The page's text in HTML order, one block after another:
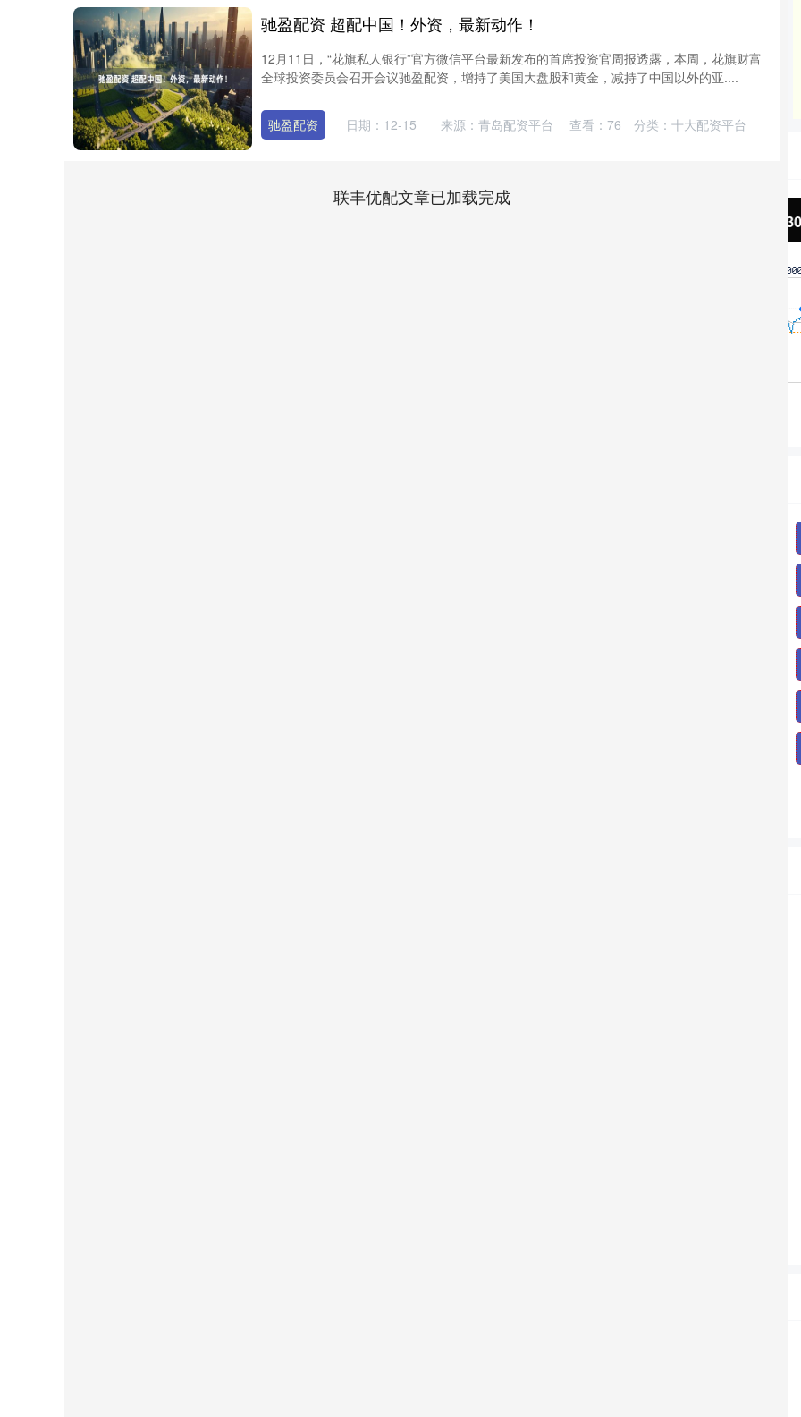
驰盈配资 超配中国！外资，最新动作！
12月11日，“花旗私人银行”官方微信平台最新发布的首席投资官周报透露，本周，花旗财富
全球投资委员会召开会议驰盈配资，增持了美国大盘股和黄金，减持了中国以外的亚....
驰盈配资 日期：12-15 来源：青岛配资平台 查看： 76 分类： 十大配资平台
联丰优配文章已加载完成